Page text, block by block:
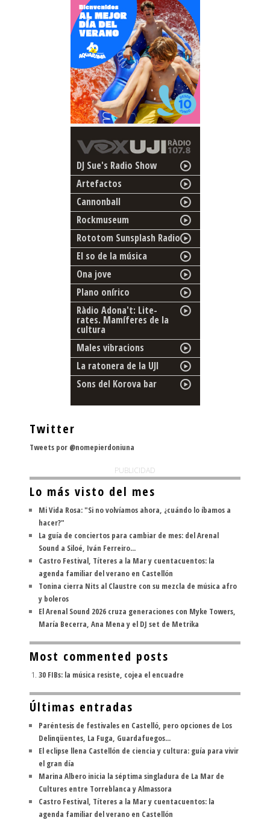
DJ Sue's Radio Show
Artefactos
Cannonball
Rockmuseum
Rototom Sunsplash Radio
El so de la música
Ona jove
Plano onírico
Ràdio Adona't: Lite-
rates. Mamíferes de la
cultura
Males vibracions
La ratonera de la UJI
Sons del Korova bar
Twitter
Tweets por @nomepierdoniuna
PUBLICIDAD
Lo más visto del mes
Mi Vida Rosa: "Si no volvíamos ahora, ¿cuándo lo íbamos a
hacer?"
La guía de conciertos para cambiar de mes: del Arenal
Sound a Siloé, Iván Ferreiro...
Castro Festival, Títeres a la Mar y cuentacuentos: la
agenda familiar del verano en Castellón
Tonina cierra Nits al Claustre con su mezcla de música afro
y boleros
El Arenal Sound 2026 cruza generaciones con Myke Towers,
María Becerra, Ana Mena y el DJ set de Metrika
Most commented posts
30 FIBs: la música resiste, cojea el encuadre
Últimas entradas
Paréntesis de festivales en Castelló, pero opciones de Los
Delinqüentes, La Fuga, Guardafuegos...
El eclipse llena Castellón de ciencia y cultura: guía para vivir
el gran día
Marina Albero inicia la séptima singladura de La Mar de
Cultures entre Torreblanca y Almassora
Castro Festival, Títeres a la Mar y cuentacuentos: la
agenda familiar del verano en Castellón